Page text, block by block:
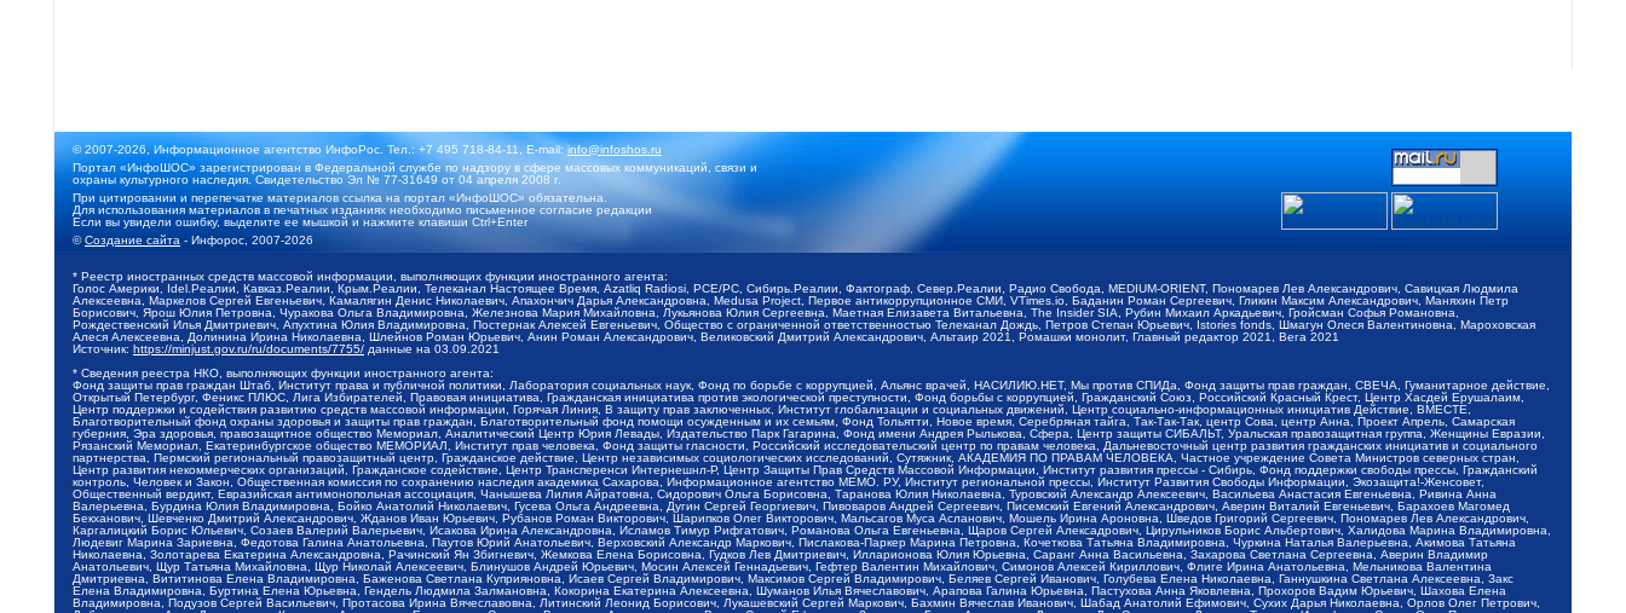
© 2007-2026, Информационное агентство ИнфоРос. Тел.: +7 495 718-84-11, E-mail:info@infoshos.ru
Портал «ИнфоШОС» зарегистрирован в Федеральной службе по надзору в сфере массовых коммуникаций, связи и
охраны культурного наследия. Свидетельство Эл № 77-31649 от 04 апреля 2008 г.
При цитировании и перепечатке материалов ссылка на портал «ИнфоШОС» обязательна.
Для использования материалов в печатных изданиях необходимо письменное согласие редакции
Если вы увидели ошибку, выделите ее мышкой и нажмите клавиши Ctrl+Enter
©Создание сайта - Инфорос, 2007-2026
* Реестр иностранных средств массовой информации, выполняющих функции иностранного агента:
Голос Америки, Idel.Реалии, Кавказ.Реалии, Крым.Реалии, Телеканал Настоящее Время, Azatliq Radiosi, PCE/PC, Сибирь.Реалии, Фактограф, Север.Реалии, Радио Свобода, MEDIUM-ORIENT, Пономарев Лев Александрович, Савицкая Людмила
Алексеевна, Маркелов Сергей Евгеньевич, Камалягин Денис Николаевич, Апахончич Дарья Александровна, Medusa Project, Первое антикоррупционное СМИ, VTimes.io, Баданин Роман Сергеевич, Гликин Максим Александрович, Маняхин Петр
Борисович, Ярош Юлия Петровна, Чуракова Ольга Владимировна, Железнова Мария Михайловна, Лукьянова Юлия Сергеевна, Маетная Елизавета Витальевна, The Insider SIA, Рубин Михаил Аркадьевич, Гройсман Софья Романовна,
Рождественский Илья Дмитриевич, Апухтина Юлия Владимировна, Постернак Алексей Евгеньевич, Общество с ограниченной ответственностью Телеканал Дождь, Петров Степан Юрьевич, Istories fonds, Шмагун Олеся Валентиновна, Мароховская
Алеся Алексеевна, Долинина Ирина Николаевна, Шлейнов Роман Юрьевич, Анин Роман Александрович, Великовский Дмитрий Александрович, Альтаир 2021, Ромашки монолит, Главный редактор 2021, Вега 2021
Источник: https://minjust.gov.ru/ru/documents/7755/ данные на 03.09.2021
* Сведения реестра НКО, выполняющих функции иностранного агента:
Фонд защиты прав граждан Штаб, Институт права и публичной политики, Лаборатория социальных наук, Фонд по борьбе с коррупцией, Альянс врачей, НАСИЛИЮ.НЕТ, Мы против СПИДа, Фонд защиты прав граждан, СВЕЧА, Гуманитарное действие,
Открытый Петербург, Феникс ПЛЮС, Лига Избирателей, Правовая инициатива, Гражданская инициатива против экологической преступности, Фонд борьбы с коррупцией, Гражданский Союз, Российский Красный Крест, Центр Хасдей Ерушалаим,
Центр поддержки и содействия развитию средств массовой информации, Горячая Линия, В защиту прав заключенных, Институт глобализации и социальных движений, Центр социально-информационных инициатив Действие, ВМЕСТЕ,
Благотворительный фонд охраны здоровья и защиты прав граждан, Благотворительный фонд помощи осужденным и их семьям, Фонд Тольятти, Новое время, Серебряная тайга, Так-Так-Так, центр Сова, центр Анна, Проект Апрель, Самарская
губерния, Эра здоровья, правозащитное общество Мемориал, Аналитический Центр Юрия Левады, Издательство Парк Гагарина, Фонд имени Андрея Рылькова, Сфера, Центр защиты СИБАЛЬТ, Уральская правозащитная группа, Женщины Евразии,
Рязанский Мемориал, Екатеринбургское общество МЕМОРИАЛ, Институт прав человека, Фонд защиты гласности, Российский исследовательский центр по правам человека, Дальневосточный центр развития гражданских инициатив и социального
партнерства, Пермский региональный правозащитный центр, Гражданское действие, Центр независимых социологических исследований, Сутяжник, АКАДЕМИЯ ПО ПРАВАМ ЧЕЛОВЕКА, Частное учреждение Совета Министров северных стран,
Центр развития некоммерческих организаций, Гражданское содействие, Центр Трансперенси Интернешнл-Р, Центр Защиты Прав Средств Массовой Информации, Институт развития прессы - Сибирь, Фонд поддержки свободы прессы, Гражданский
контроль, Человек и Закон, Общественная комиссия по сохранению наследия академика Сахарова, Информационное агентство МЕМО. РУ, Институт региональной прессы, Институт Развития Свободы Информации, Экозащита!-Женсовет,
Общественный вердикт, Евразийская антимонопольная ассоциация, Чанышева Лилия Айратовна, Сидорович Ольга Борисовна, Таранова Юлия Николаевна, Туровский Александр Алексеевич, Васильева Анастасия Евгеньевна, Ривина Анна
Валерьевна, Бурдина Юлия Владимировна, Бойко Анатолий Николаевич, Гусева Ольга Андреевна, Дугин Сергей Георгиевич, Пивоваров Андрей Сергеевич, Писемский Евгений Александрович, Аверин Виталий Евгеньевич, Барахоев Магомед
Бекханович, Шевченко Дмитрий Александрович, Жданов Иван Юрьевич, Рубанов Роман Викторович, Шарипков Олег Викторович, Мальсагов Муса Асланович, Мошель Ирина Ароновна, Шведов Григорий Сергеевич, Пономарев Лев Александрович,
Каргалицкий Борис Юльевич, Созаев Валерий Валерьевич, Исакова Ирина Александровна, Исламов Тимур Рифгатович, Романова Ольга Евгеньевна, Щаров Сергей Алексадрович, Цирульников Борис Альбертович, Халидова Марина Владимировна,
Людевиг Марина Зариевна, Федотова Галина Анатольевна, Паутов Юрий Анатольевич, Верховский Александр Маркович, Пислакова-Паркер Марина Петровна, Кочеткова Татьяна Владимировна, Чуркина Наталья Валерьевна, Акимова Татьяна
Николаевна, Золотарева Екатерина Александровна, Рачинский Ян Збигневич, Жемкова Елена Борисовна, Гудков Лев Дмитриевич, Илларионова Юлия Юрьевна, Саранг Анна Васильевна, Захарова Светлана Сергеевна, Аверин Владимир
Анатольевич, Щур Татьяна Михайловна, Щур Николай Алексеевич, Блинушов Андрей Юрьевич, Мосин Алексей Геннадьевич, Гефтер Валентин Михайлович, Симонов Алексей Кириллович, Флиге Ирина Анатольевна, Мельникова Валентина
Дмитриевна, Вититинова Елена Владимировна, Баженова Светлана Куприяновна, Исаев Сергей Владимирович, Максимов Сергей Владимирович, Беляев Сергей Иванович, Голубева Елена Николаевна, Ганнушкина Светлана Алексеевна, Закс
Елена Владимировна, Буртина Елена Юрьевна, Гендель Людмила Залмановна, Кокорина Екатерина Алексеевна, Шуманов Илья Вячеславович, Арапова Галина Юрьевна, Пастухова Анна Яковлевна, Прохоров Вадим Юрьевич, Шахова Елена
Владимировна, Подузов Сергей Васильевич, Протасова Ирина Вячеславовна, Литинский Леонид Борисович, Лукашевский Сергей Маркович, Бахмин Вячеслав Иванович, Шабад Анатолий Ефимович, Сухих Дарья Николаевна, Орлов Олег Петрович,